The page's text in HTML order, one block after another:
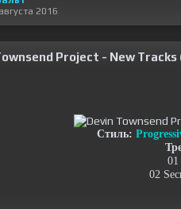
2016
Project - New Tracks
Стиль:
01
02